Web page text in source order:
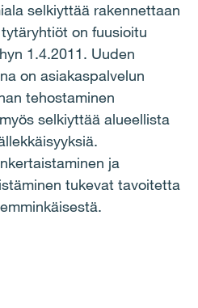
selkiyttää rakennettaan
on fuusioitu
1.4.2011. Uuden
on asiakaspalvelun
tehostaminen
selkiyttää alueellista
ja
tukevat tavoitetta